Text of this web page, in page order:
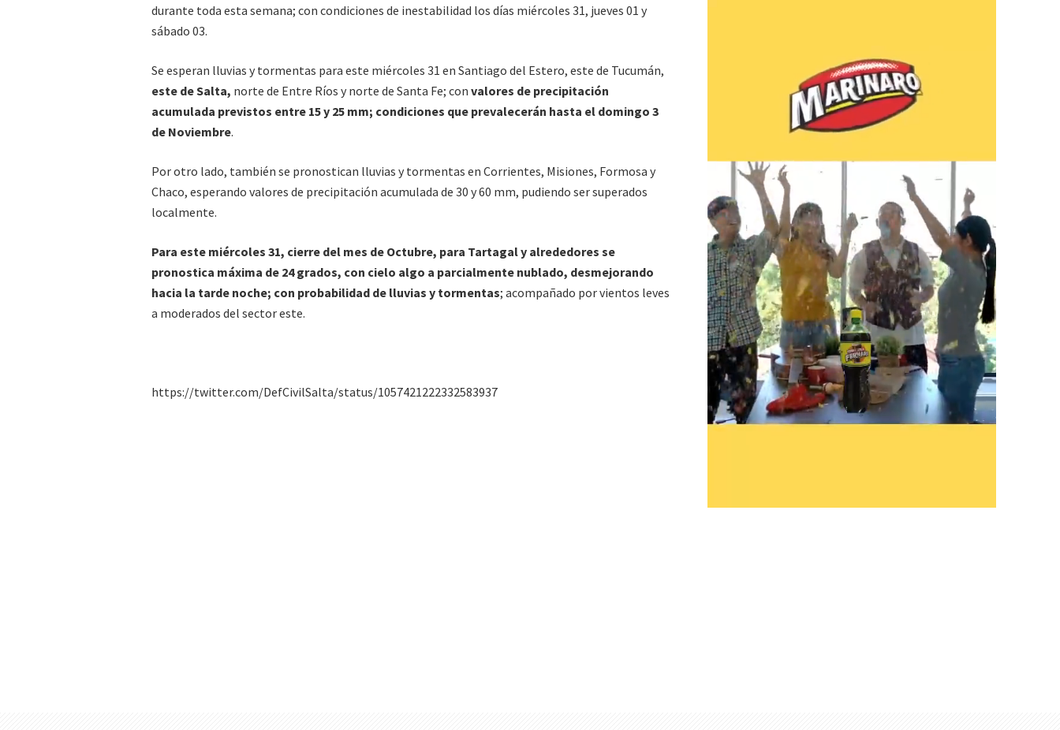
durante toda esta semana; con condiciones de inestabilidad los días miércoles 31, jueves 01 y
sábado 03.
Se esperan lluvias y tormentas para este miércoles 31 en Santiago del Estero, este de Tucumán,
este de Salta, norte de Entre Ríos y norte de Santa Fe; con valores de precipitación
acumulada previstos entre 15 y 25 mm; condiciones que prevalecerán hasta el domingo 3
de Noviembre.
Por otro lado, también se pronostican lluvias y tormentas en Corrientes, Misiones, Formosa y
Chaco, esperando valores de precipitación acumulada de 30 y 60 mm, pudiendo ser superados
localmente.
Para este miércoles 31, cierre del mes de Octubre, para Tartagal y alrededores se
pronostica máxima de 24 grados, con cielo algo a parcialmente nublado, desmejorando
hacia la tarde noche; con probabilidad de lluvias y tormentas; acompañado por vientos leves
a moderados del sector este.
https://twitter.com/DefCivilSalta/status/1057421222332583937